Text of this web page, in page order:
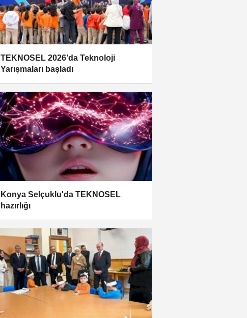
TEKNOSEL 2026’da Teknoloji
Yarışmaları başladı
Konya Selçuklu'da TEKNOSEL
hazırlığı